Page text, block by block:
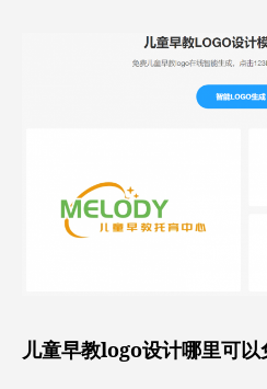
儿童早教logo设计哪里可以